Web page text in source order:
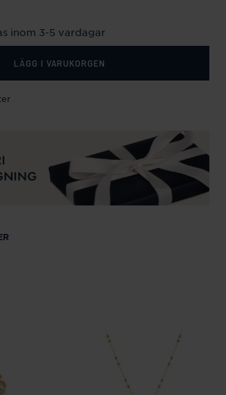
inom 3-5 vardagar
LÄGG I VARUKORGEN